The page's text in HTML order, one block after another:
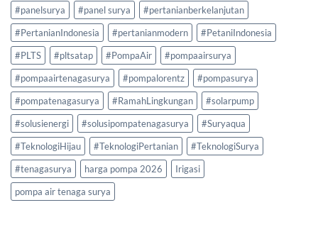
#panelsurya
#panel surya
#pertanianberkelanjutan
#PertanianIndonesia
#pertanianmodern
#PetaniIndonesia
#PLTS
#pltsatap #PompaAir
#pompaairsurya
#pompaairtenagasurya
#pompalorentz
#pompasurya
#pompatenagasurya
#RamahLingkungan
#solarpump
#solusienergi
#solusipompatenagasurya
#Suryaqua
#TeknologiHijau
#TeknologiPertanian
#TeknologiSurya
#tenagasurya
harga pompa 2026
Irigasi
pompa air tenaga surya